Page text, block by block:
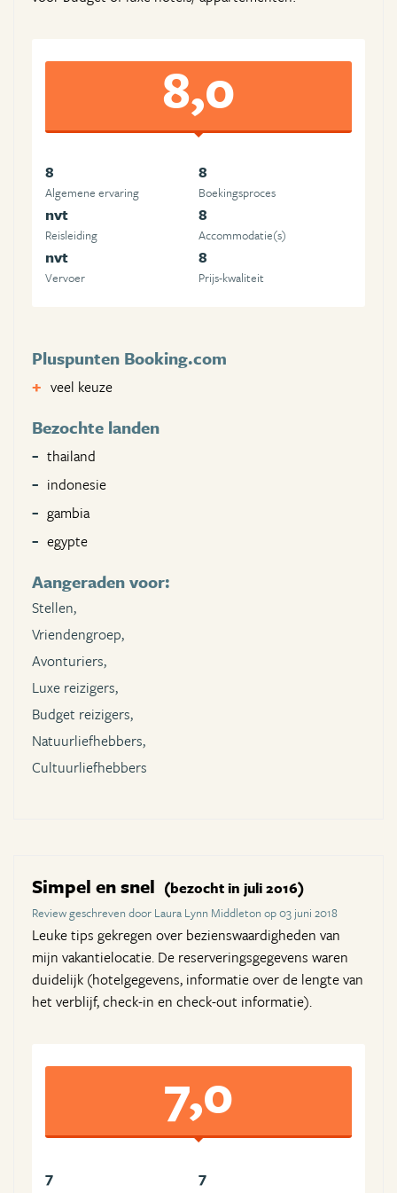
8,0
8
Algemene ervaring
8
Boekingsproces
nvt
Reisleiding
8
Accommodatie(s)
nvt
Vervoer
8
Prijs-kwaliteit
Pluspunten Booking.com
veel keuze
Bezochte landen
thailand
indonesie
gambia
egypte
Aangeraden voor:
Stellen,
Vriendengroep,
Avonturiers,
Luxe reizigers,
Budget reizigers,
Natuurliefhebbers,
Cultuurliefhebbers
Simpel en snel (bezocht in juli 2016)
Review geschreven door Laura Lynn Middleton op 03 juni 2018
Leuke tips gekregen over bezienswaardigheden van
mijn vakantielocatie. De reserveringsgegevens waren
duidelijk (hotelgegevens, informatie over de lengte van
het verblijf, check-in en check-out informatie).
7,0
7 7